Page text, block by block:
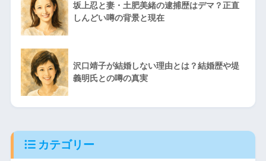
坂上忍と妻・土肥美緒の逮捕歴はデマ？正直
しんどい噂の背景と現在
沢口靖子が結婚しない理由とは？結婚歴や堤
義明氏との噂の真実
カテゴリー